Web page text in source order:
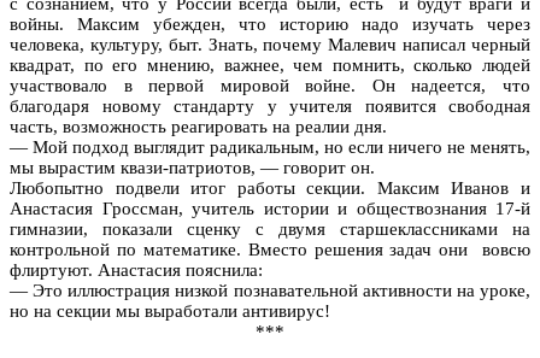
войны. Максим убежден, что историю надо изучать через
человека, культуру, быт. Знать, почему Малевич написал черный
квадрат, по его мнению, важнее, чем помнить, сколько людей
участвовало в первой мировой войне. Он надеется, что
благодаря новому стандарту у учителя появится свободная
часть, возможность реагировать на реалии дня.
— Мой подход выглядит радикальным, но если ничего не менять,
мы вырастим квази-патриотов, — говорит он.
Любопытно подвели итог работы секции. Максим Иванов и
Анастасия Гроссман, учитель истории и обществознания 17-й
гимназии, показали сценку с двумя старшеклассниками на
контрольной по математике. Вместо решения задач они вовсю
флиртуют. Анастасия пояснила:
— Это иллюстрация низкой познавательной активности на уроке,
но на секции мы выработали антивирус!
***